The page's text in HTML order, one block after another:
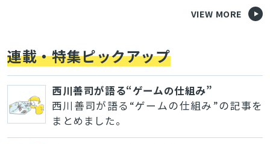
VIEW MORE
連載・特集ピックアップ
西川善司が語る“ゲームの仕組み”
西川善司が語る“ゲームの仕組み”の記事を
まとめました。